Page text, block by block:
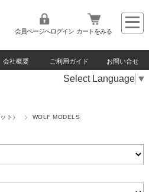
会員ページへログイン カートをみる
会社概要 ご利用ガイド お問い合せ
Select Language ▼
ト） WOLF MODELS